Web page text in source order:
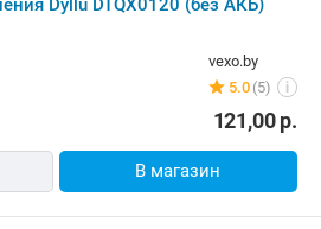
Dyllu DTQX0120 (без АКБ)
vexo.by
5.0 (5) i
121,00р.
В магазин